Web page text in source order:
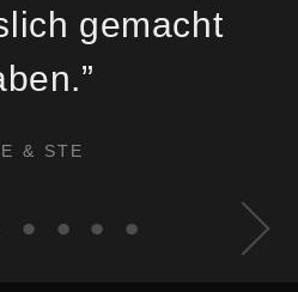
gemacht
& STE
• • • •